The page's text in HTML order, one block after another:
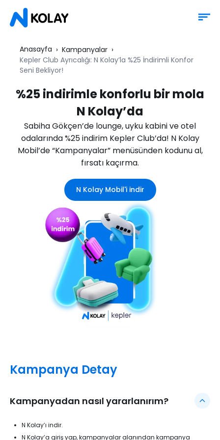
Anasayfa
Kampanyalar
Kepler Club Ayrıcalığı: N Kolay’la %25 İndirimli Konfor
Seni Bekliyor!
%25 indirimle konforlu bir mola
N Kolay’da
Sabiha Gökçen’de lounge, uyku kabini ve otel
odalarında %25 indirim Kepler Club’da! N Kolay
Mobil’de “Kampanyalar” menüsünden kodunu al,
fırsatı kaçırma.
N Kolay Mobil'i indir
Kampanya Detay
Kampanyadan nasıl yararlanırım?
N Kolay’ı indir.
N Kolay’a giriş yap, kampanyalar alanından kampanya